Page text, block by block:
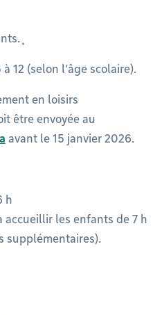
12 (selon l’âge scolaire).
en loisirs
être envoyée au
avant le 15 janvier 2026.
h
accueillir les enfants de 7 h
supplémentaires).